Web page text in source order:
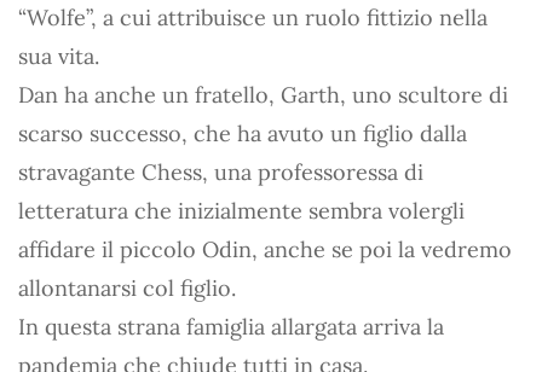
“Wolfe”, a cui attribuisce un ruolo fittizio nella
sua vita.
Dan ha anche un fratello, Garth, uno scultore di
scarso successo, che ha avuto un figlio dalla
stravagante Chess, una professoressa di
letteratura che inizialmente sembra volergli
affidare il piccolo Odin, anche se poi la vedremo
allontanarsi col figlio.
In questa strana famiglia allargata arriva la
pandemia che chiude tutti in casa.